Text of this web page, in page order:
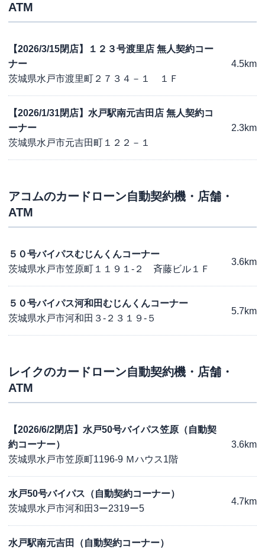
ATM
【2026/3/15閉店】１２３号渡里店 無人契約コー
ナー
茨城県水戸市渡里町２７３４－１ １Ｆ
4.5km
【2026/1/31閉店】水戸駅南元吉田店 無人契約コ
ーナー
茨城県水戸市元吉田町１２２－１
2.3km
アコムのカードローン自動契約機・店舗・
ATM
５０号バイパスむじんくんコーナー
茨城県水戸市笠原町１１９１-２ 斉藤ビル１Ｆ
3.6km
５０号バイパス河和田むじんくんコーナー
茨城県水戸市河和田３-２３１９-５
5.7km
レイクのカードローン自動契約機・店舗・
ATM
【2026/6/2閉店】水戸50号バイパス笠原（自動契
約コーナー）
茨城県水戸市笠原町1196-9 Ｍハウス1階
3.6km
水戸50号バイパス（自動契約コーナー）
茨城県水戸市河和田3ー2319ー5
4.7km
水戸駅南元吉田（自動契約コーナー）